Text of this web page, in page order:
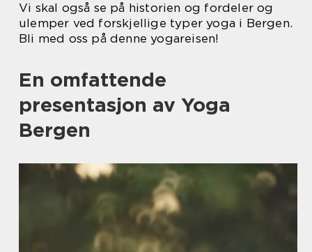
Vi skal også se på historien og fordeler og
ulemper ved forskjellige typer yoga i Bergen.
Bli med oss på denne yogareisen!
En omfattende
presentasjon av Yoga
Bergen